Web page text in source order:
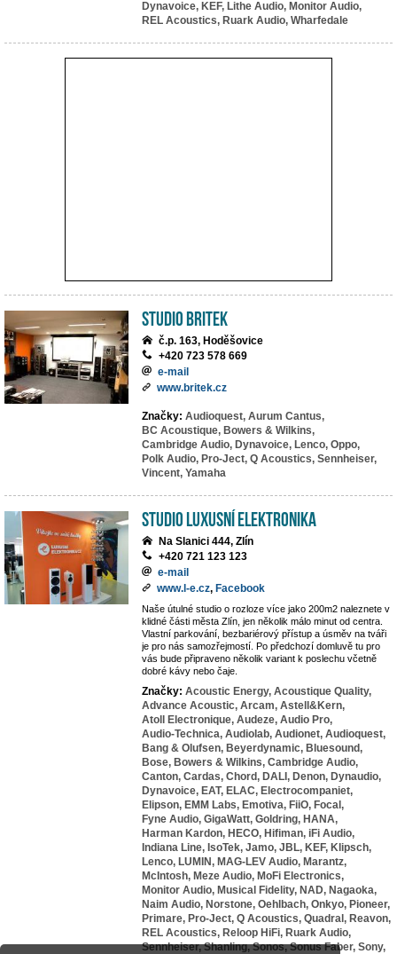
Dynavoice, KEF, Lithe Audio, Monitor Audio,
REL Acoustics, Ruark Audio, Wharfedale
Studio BRITEK
č.p. 163, Hoděšovice
+420 723 578 669
e-mail
www.britek.cz
Značky: Audioquest, Aurum Cantus,
BC Acoustique, Bowers & Wilkins,
Cambridge Audio, Dynavoice, Lenco, Oppo,
Polk Audio, Pro-Ject, Q Acoustics, Sennheiser,
Vincent, Yamaha
Studio Luxusní elektronika
Na Slanici 444, Zlín
+420 721 123 123
e-mail
www.l-e.cz, Facebook
Naše útulné studio o rozloze více jako 200m2 naleznete v
klidné části města Zlín, jen několik málo minut od centra.
Vlastní parkování, bezbariérový přístup a úsměv na tváři
je pro nás samozřejmostí. Po předchozí domluvě tu pro
vás bude připraveno několik variant k poslechu včetně
dobré kávy nebo čaje.
Značky: Acoustic Energy, Acoustique Quality,
Advance Acoustic, Arcam, Astell&Kern,
Atoll Electronique, Audeze, Audio Pro,
Audio-Technica, Audiolab, Audionet, Audioquest,
Bang & Olufsen, Beyerdynamic, Bluesound,
Bose, Bowers & Wilkins, Cambridge Audio,
Canton, Cardas, Chord, DALI, Denon, Dynaudio,
Dynavoice, EAT, ELAC, Electrocompaniet,
Elipson, EMM Labs, Emotiva, FiiO, Focal,
Fyne Audio, GigaWatt, Goldring, HANA,
Harman Kardon, HECO, Hifiman, iFi Audio,
Indiana Line, IsoTek, Jamo, JBL, KEF, Klipsch,
Lenco, LUMIN, MAG-LEV Audio, Marantz,
McIntosh, Meze Audio, MoFi Electronics,
Monitor Audio, Musical Fidelity, NAD, Nagaoka,
Naim Audio, Norstone, Oehlbach, Onkyo, Pioneer,
Primare, Pro-Ject, Q Acoustics, Quadral, Reavon,
REL Acoustics, Reloop HiFi, Ruark Audio,
Sennheiser, Shanling, Sonos, Sonus Faber, Sony,